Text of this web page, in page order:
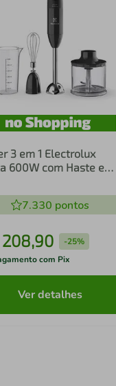
3 em 1 Electrolux
600W com Haste em
7.330 pontos
208,90 -25%
com Pix
Ver detalhes